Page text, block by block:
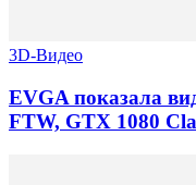
3D-Видео
EVGA показала
FTW, GTX 1080